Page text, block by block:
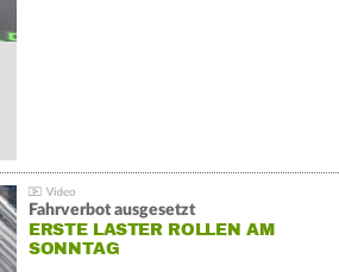
Fahrverbot ausgesetzt
ERSTE LASTER ROLLEN AM
SONNTAG